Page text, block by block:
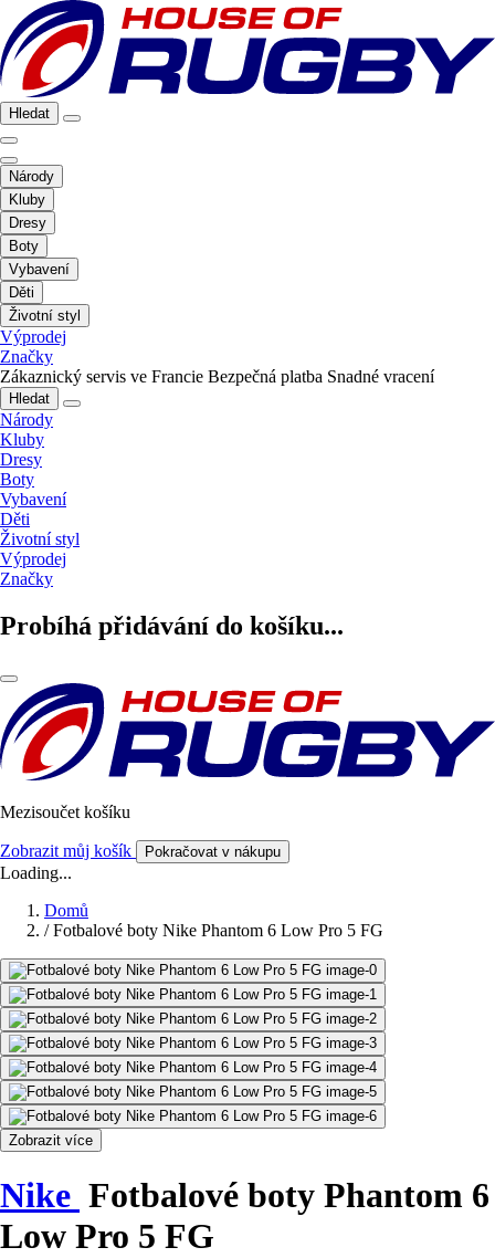
Hledat
Národy
Kluby
Dresy
Boty
Vybavení
Děti
Životní styl
Výprodej
Značky
Zákaznický servis ve Francie Bezpečná platba Snadné vracení
Hledat
Národy
Kluby
Dresy
Boty
Vybavení
Děti
Životní styl
Výprodej
Značky
Probíhá přidávání do košíku...
Mezisoučet košíku
Zobrazit můj košík Pokračovat v nákupu
Loading...
Domů
/ Fotbalové boty Nike Phantom 6 Low Pro 5 FG
Zobrazit více
Nike Fotbalové boty Phantom 6
Low Pro 5 FG